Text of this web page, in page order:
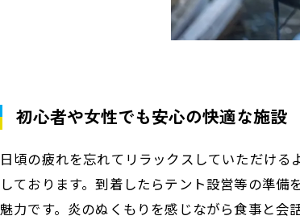
初心者や女性でも安心の快適な施設
日頃の疲れを忘れてリラックスしていただけ
しております。到着したらテント設営等の準
魅力です。炎のぬくもりを感じながら食事と会